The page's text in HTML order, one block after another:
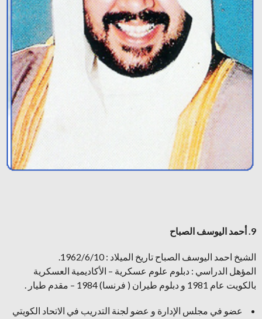
9. أحمد اليوسف الصباح
الشيخ احمد اليوسف الصباح تاريخ الميلاد : 1962/6/10.
المؤهل الدراسي : دبلوم علوم عسكرية – الأكاديمية العسكرية
بالكويت عام 1981 و دبلوم طيران ( فرنسا) 1984 – مقدم طيار .
عضو في مجلس الإدارة و عضو لجنة التدريب في الاتحاد الكويتي